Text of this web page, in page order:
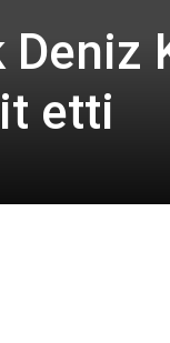
Deniz
etti